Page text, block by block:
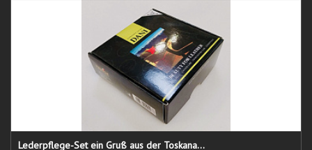
Lederpflege-Set ein Gruß aus der Toskana...